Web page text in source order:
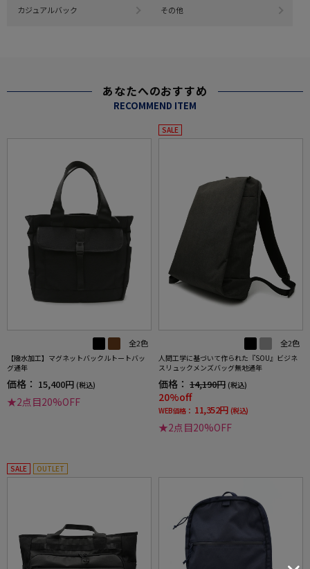
カジュアルバック その他
あなたへのおすすめ
RECOMMEND ITEM
全2色
【撥水加工】マグネットバックルトートバッ
グ通年
価格： 15,400円 (税込)
★2点目20%OFF
SALE
全2色
人間工学に基づいて作られた『SOU』ビジネ
スリュックメンズバッグ無地通年
価格： 14,190円 (税込)
20%off
WEB価格： 11,352円 (税込)
★2点目20%OFF
SALE OUTLET